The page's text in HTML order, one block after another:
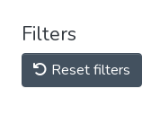
Filters
Reset filters